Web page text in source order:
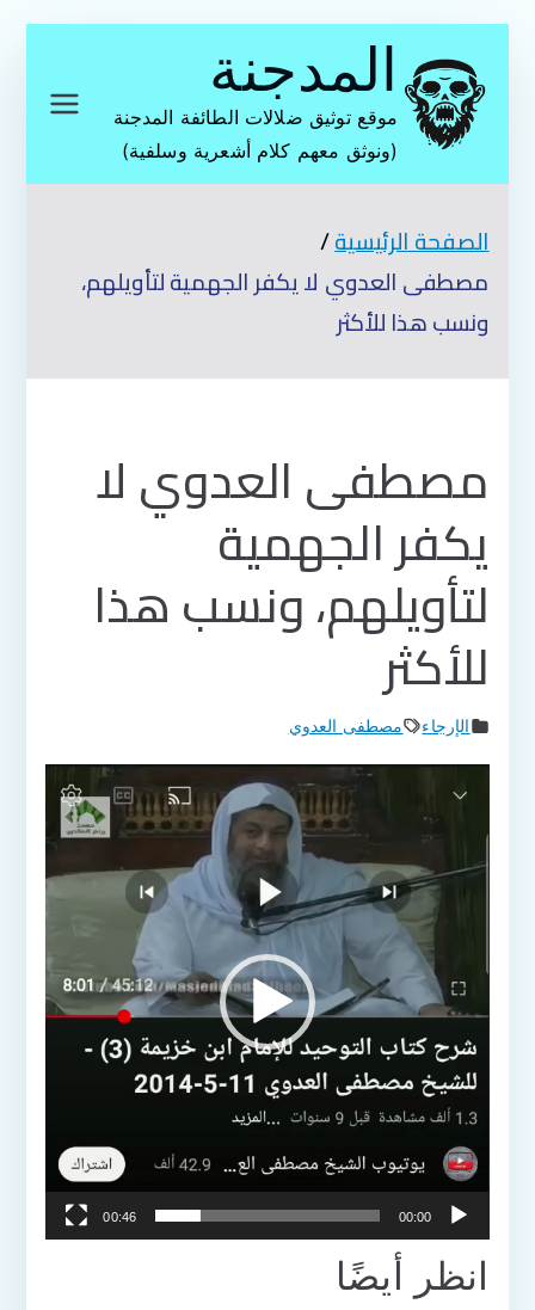
المحتوى
المدجنة
موقع توثيق ضلالات الطائفة المدجنة
(ونوثق معهم كلام أشعرية وسلفية)
الصفحة الرئيسية
مصطفى العدوي لا يكفر الجهمية لتأويلهم،
ونسب هذا للأكثر
مصطفى العدوي لا
يكفر الجهمية
لتأويلهم، ونسب هذا
للأكثر
الإرجاء مصطفى العدوي
00:00
00:46
انظر أيضًا